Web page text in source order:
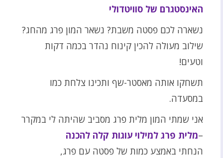
האינסטגרם של סוויטדולי
נשארה לכם פסטה משבת? נשאר המון פרג מהחג?
שילוב מעולה להכין קינוח נהדר בכמה דקות
וטעים!
תשחקו אותה מאסטר-שף ותכינו צלחת כמו
במסעדה.
אני שמתי המון מלית פרג מסביב שהיתה לי במקרר
–מלית פרג למילוי עוגות קלה להכנה
הנחתי באמצע כמות של פסטה עם פרג,